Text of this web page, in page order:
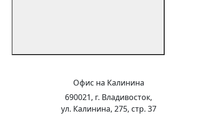
Офис на Калинина
690021, г. Владивосток,
ул. Калинина, 275, стр. 37